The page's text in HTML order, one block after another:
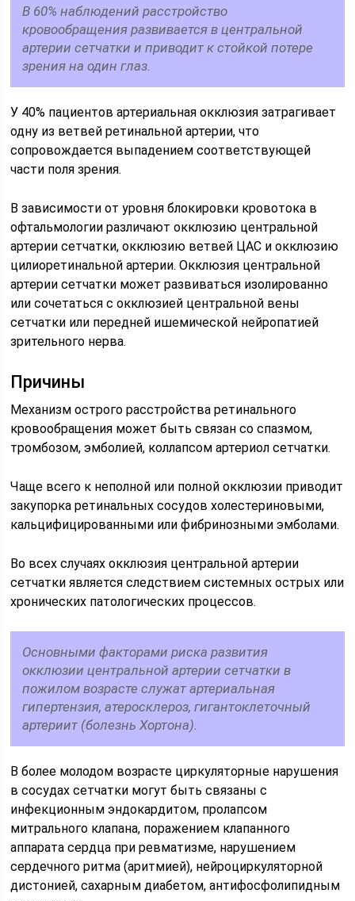
В 60% наблюдений расстройство
кровообращения развивается в центральной
артерии сетчатки и приводит к стойкой потере
зрения на один глаз.
У 40% пациентов артериальная окклюзия затрагивает
одну из ветвей ретинальной артерии, что
сопровождается выпадением соответствующей
части поля зрения.
В зависимости от уровня блокировки кровотока в
офтальмологии различают окклюзию центральной
артерии сетчатки, окклюзию ветвей ЦАС и окклюзию
цилиоретинальной артерии. Окклюзия центральной
артерии сетчатки может развиваться изолированно
или сочетаться с окклюзией центральной вены
сетчатки или передней ишемической нейропатией
зрительного нерва.
Причины
Механизм острого расстройства ретинального
кровообращения может быть связан со спазмом,
тромбозом, эмболией, коллапсом артериол сетчатки.
Чаще всего к неполной или полной окклюзии приводит
закупорка ретинальных сосудов холестериновыми,
кальцифицированными или фибринозными эмболами.
Во всех случаях окклюзия центральной артерии
сетчатки является следствием системных острых или
хронических патологических процессов.
Основными факторами риска развития
окклюзии центральной артерии сетчатки в
пожилом возрасте служат артериальная
гипертензия, атеросклероз, гигантоклеточный
артериит (болезнь Хортона).
В более молодом возрасте циркуляторные нарушения
в сосудах сетчатки могут быть связаны с
инфекционным эндокардитом, пролапсом
митрального клапана, поражением клапанного
аппарата сердца при ревматизме, нарушением
сердечного ритма (аритмией), нейроциркуляторной
дистонией, сахарным диабетом, антифосфолипидным